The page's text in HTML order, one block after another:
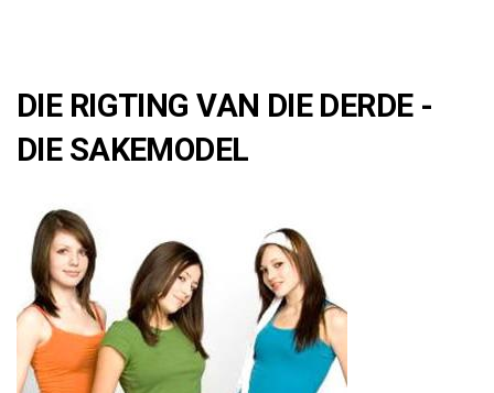
DIE RIGTING VAN DIE DERDE -
DIE SAKEMODEL